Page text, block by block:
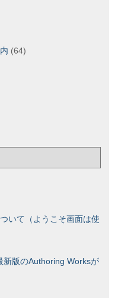
(64)
いて（ようこそ画面は使
新版のAuthoring Worksが